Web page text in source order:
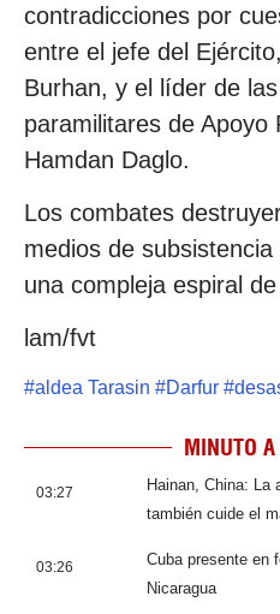
contradicciones por
entre el jefe del
Burhan, y el líder de
paramilitares de Apoyo
Hamdan Daglo.
Los combates
medios de
una compleja espiral
lam/fvt
#aldea Tarasin #Darfur #
MINUTO
03:27
Hainan, China: La
también cuide el
03:26
Cuba presente en
Nicaragua